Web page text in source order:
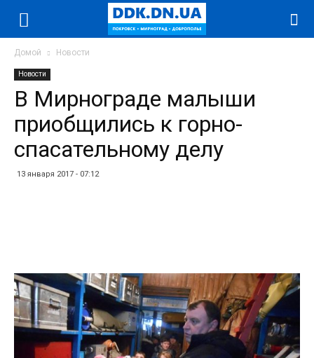
Домой Новости
Новости
В Мирнограде малыши
приобщились к горно-
спасательному делу
13 января 2017 - 07:12